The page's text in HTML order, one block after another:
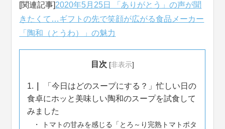
[関連記事]2020年5月25日 「ありがとう」の声が聞
きたくて…ギフトの先で笑顔が広がる食品メーカー
「陶和（とうわ）」の魅力
目次 [非表示]
1.
「今日はどのスープにする？」忙しい日の
食卓にホッと美味しい陶和のスープを試食して
みました
トマトの甘みを感じる「とろ～り完熟トマトポタ